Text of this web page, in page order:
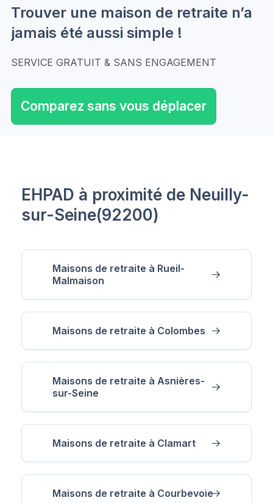
Trouver une maison de retraite n’a
jamais été aussi simple !
SERVICE GRATUIT & SANS ENGAGEMENT
Comparez sans vous déplacer
EHPAD à proximité de Neuilly-
sur-Seine(92200)
Maisons de retraite à Rueil-
Malmaison
Maisons de retraite à Colombes
Maisons de retraite à Asnières-
sur-Seine
Maisons de retraite à Clamart
Maisons de retraite à Courbevoie